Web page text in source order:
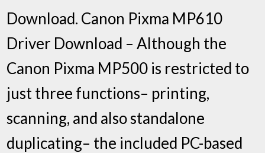
Download. Canon Pixma MP610
Driver Download – Although the
Canon Pixma MP500 is restricted to
just three functions– printing,
scanning, and also standalone
duplicating– the included PC-based